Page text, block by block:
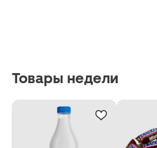
Товары недели